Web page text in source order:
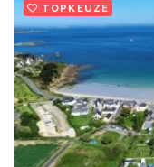
TOPKEUZE